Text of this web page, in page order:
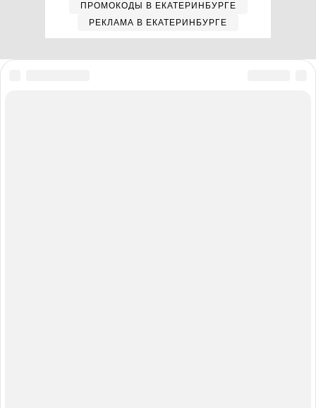
ПРОМОКОДЫ В ЕКАТЕРИНБУРГЕ
РЕКЛАМА В ЕКАТЕРИНБУРГЕ